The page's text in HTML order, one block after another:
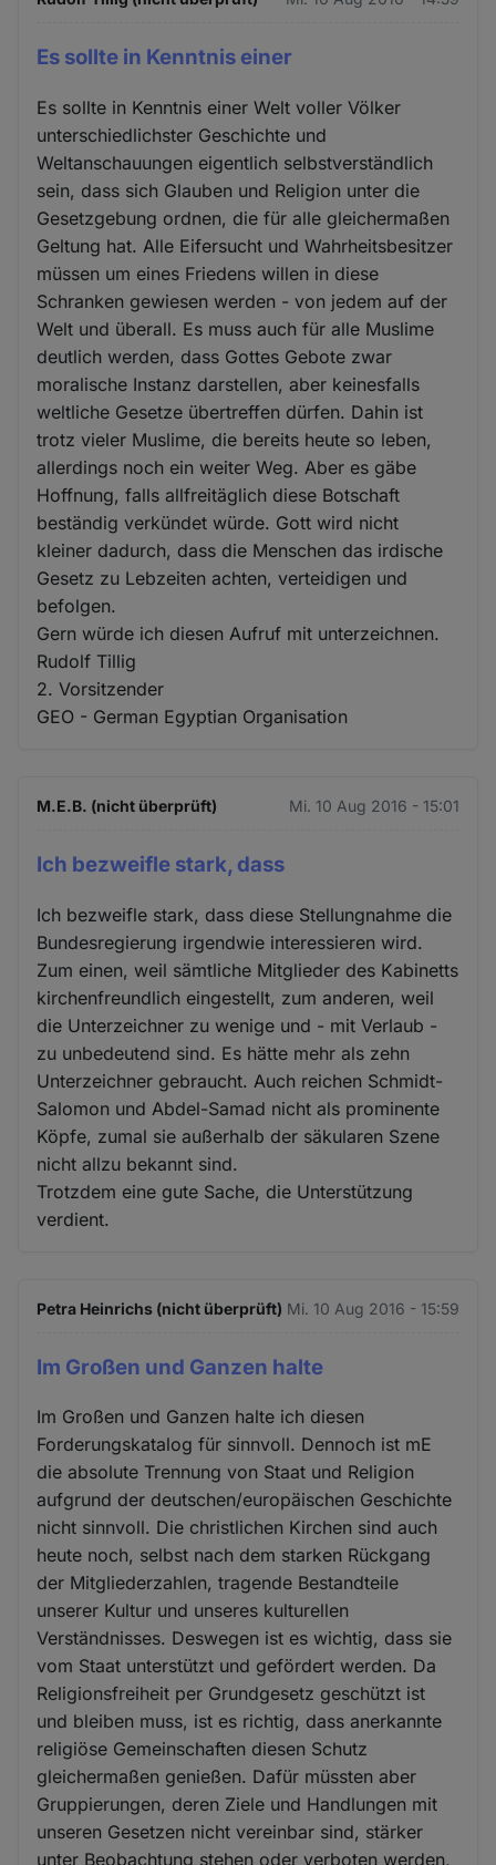
Es sollte in Kenntnis einer
Es sollte in Kenntnis einer Welt voller Völker
unterschiedlichster Geschichte und
Weltanschauungen eigentlich selbstverständlich
sein, dass sich Glauben und Religion unter die
Gesetzgebung ordnen, die für alle gleichermaßen
Geltung hat. Alle Eifersucht und Wahrheitsbesitzer
müssen um eines Friedens willen in diese
Schranken gewiesen werden - von jedem auf der
Welt und überall. Es muss auch für alle Muslime
deutlich werden, dass Gottes Gebote zwar
moralische Instanz darstellen, aber keinesfalls
weltliche Gesetze übertreffen dürfen. Dahin ist
trotz vieler Muslime, die bereits heute so leben,
allerdings noch ein weiter Weg. Aber es gäbe
Hoffnung, falls allfreitäglich diese Botschaft
beständig verkündet würde. Gott wird nicht
kleiner dadurch, dass die Menschen das irdische
Gesetz zu Lebzeiten achten, verteidigen und
befolgen.
Gern würde ich diesen Aufruf mit unterzeichnen.
Rudolf Tillig
2. Vorsitzender
GEO - German Egyptian Organisation
M.E.B. (nicht überprüft) Mi. 10 Aug 2016 - 15:01
Ich bezweifle stark, dass
Ich bezweifle stark, dass diese Stellungnahme die
Bundesregierung irgendwie interessieren wird.
Zum einen, weil sämtliche Mitglieder des Kabinetts
kirchenfreundlich eingestellt, zum anderen, weil
die Unterzeichner zu wenige und - mit Verlaub -
zu unbedeutend sind. Es hätte mehr als zehn
Unterzeichner gebraucht. Auch reichen Schmidt-
Salomon und Abdel-Samad nicht als prominente
Köpfe, zumal sie außerhalb der säkularen Szene
nicht allzu bekannt sind.
Trotzdem eine gute Sache, die Unterstützung
verdient.
Petra Heinrichs (nicht überprüft) Mi. 10 Aug 2016 - 15:59
Im Großen und Ganzen halte
Im Großen und Ganzen halte ich diesen
Forderungskatalog für sinnvoll. Dennoch ist mE
die absolute Trennung von Staat und Religion
aufgrund der deutschen/europäischen Geschichte
nicht sinnvoll. Die christlichen Kirchen sind auch
heute noch, selbst nach dem starken Rückgang
der Mitgliederzahlen, tragende Bestandteile
unserer Kultur und unseres kulturellen
Verständnisses. Deswegen ist es wichtig, dass sie
vom Staat unterstützt und gefördert werden. Da
Religionsfreiheit per Grundgesetz geschützt ist
und bleiben muss, ist es richtig, dass anerkannte
religiöse Gemeinschaften diesen Schutz
gleichermaßen genießen. Dafür müssten aber
Gruppierungen, deren Ziele und Handlungen mit
unseren Gesetzen nicht vereinbar sind, stärker
unter Beobachtung stehen oder verboten werden,